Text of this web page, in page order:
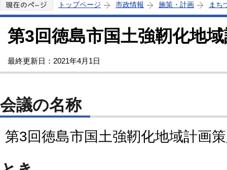
トップページ 市政情報 施策・計画 まち
第3回徳島市国土強靭化地
最終更新日：2021年4月1日
会議の名称
第3回徳島市国土強靭化地域計画